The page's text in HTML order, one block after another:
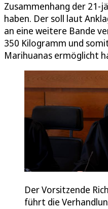
Zusammenhang der 21-
haben. Der soll laut
an eine weitere Bande
350 Kilogramm und
Marihuanas ermöglicht
Der Vorsitzende
führt die